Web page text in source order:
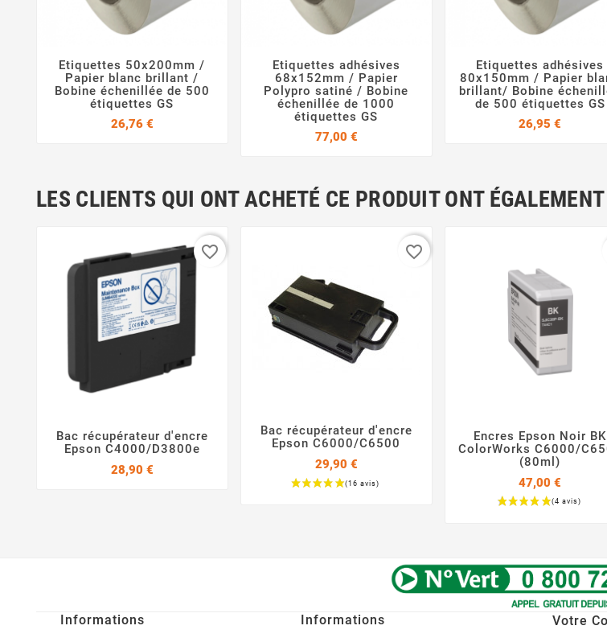
 
Etiquettes 50x200mm /
Papier blanc brillant /
Bobine échenillée de 500
étiquettes GS
26,76 €Prix
 
Etiquettes adhésives
68x152mm / Papier
Polypro satiné / Bobine
échenillée de 1000
étiquettes GS
77,00 €Prix
 
Etiquettes adhésives
80x150mm / Papier
brillant/ Bobine
de 500 étiquettes GS
26,95 €
LES CLIENTS QUI ONT ACHETÉ CE PRODUIT ONT
 
Bac récupérateur d'encre
Epson C4000/D3800e
28,90 €Prix
favorite_border
 
Bac récupérateur d'encre
Epson C6000/C6500
29,90 €
Prix
favorite_border
 
Encres Epson Noir BK
ColorWorks C6000/
(80ml)
47,00 €
Prix
Informations Informations Votre